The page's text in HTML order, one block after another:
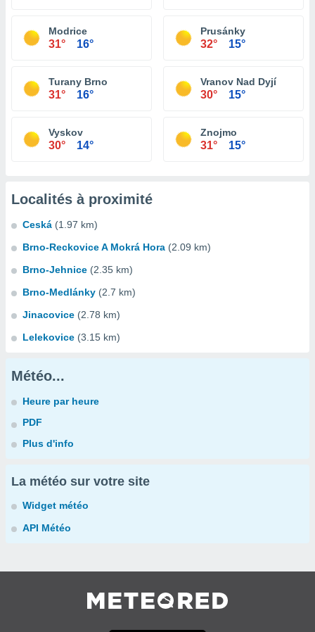
Modrice
31° 16°
Prusánky
32° 15°
Turany Brno
31° 16°
Vranov Nad Dyjí
30° 15°
Vyskov
30° 14°
Znojmo
31° 15°
Localités à proximité
Ceská (1.97 km)
Brno-Reckovice A Mokrá Hora (2.09 km)
Brno-Jehnice (2.35 km)
Brno-Medlánky (2.7 km)
Jinacovice (2.78 km)
Lelekovice (3.15 km)
Météo...
Heure par heure
PDF
Plus d'info
La météo sur votre site
Widget météo
API Météo